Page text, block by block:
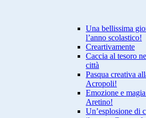
Una bellissima
l’anno scolastico!
Creartivamente
Caccia al tesoro
città
Pasqua creativa
Acropoli!
Emozione e
Aretino!
Un’esplosione di